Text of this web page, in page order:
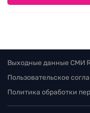
Выходные данные СМИ
Пользовательское
Политика обработки